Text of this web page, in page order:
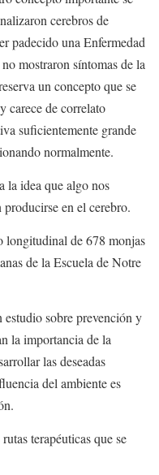
cerebros de
padecido una Enfermedad
mostraron síntomas de la
un concepto que se
carece de correlato
suficientemente grande
normalmente.
la idea que algo nos
en el cerebro.
longitudinal de 678 monjas
de la Escuela de Notre
sobre prevención y
la importancia de la
las deseadas
del ambiente es
terapéuticas que se